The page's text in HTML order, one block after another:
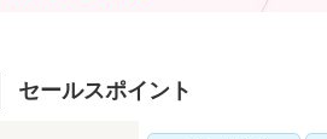
セールスポイント